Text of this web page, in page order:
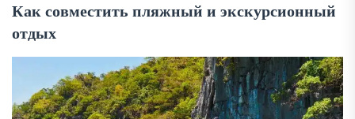
Как совместить пляжный и экскурсионный
отдых